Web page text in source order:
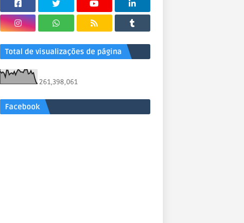
Total de visualizações de página
261,398,061
Facebook